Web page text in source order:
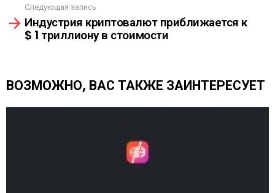
т
е
Следующая запись
Индустрия криптовалют приближается к
$ 1 триллиону в стоимости
ВОЗМОЖНО, ВАС ТАКЖЕ ЗАИНТЕРЕСУЕТ